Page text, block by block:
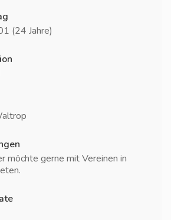
(24 Jahre)
möchte gerne mit Vereinen in